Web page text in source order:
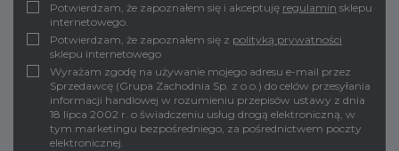
Potwierdzam, że zapoznałem się i akceptuję regulamin sklepu
internetowego.
Potwierdzam, że zapoznałem się z polityką prywatności
sklepu internetowego
Wyrażam zgodę na używanie mojego adresu e-mail przez
Sprzedawcę (Grupa Zachodnia Sp. z o.o.) do celów przesyłania
informacji handlowej w rozumieniu przepisów ustawy z dnia
18 lipca 2002 r. o świadczeniu usług drogą elektroniczną, w
tym marketingu bezpośredniego, za pośrednictwem poczty
elektronicznej.